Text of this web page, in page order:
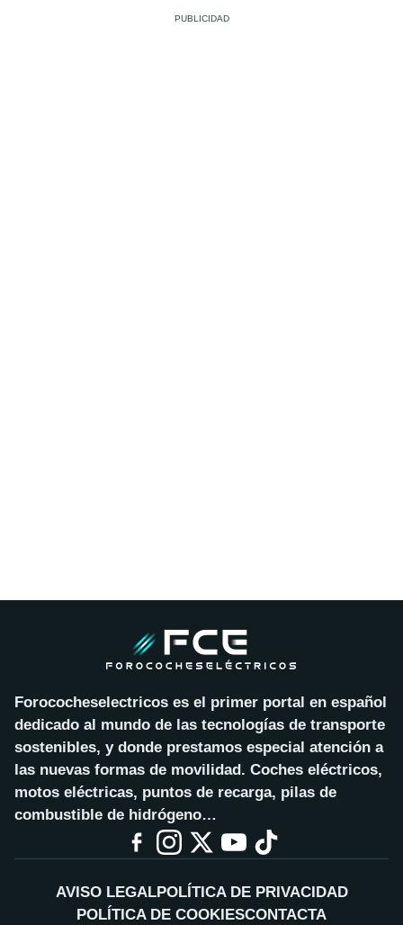
Forococheselectricos es el primer portal en español
dedicado al mundo de las tecnologías de transporte
sostenibles, y donde prestamos especial atención a
las nuevas formas de movilidad. Coches eléctricos,
motos eléctricas, puntos de recarga, pilas de
combustible de hidrógeno…
AVISO LEGALPOLÍTICA DE PRIVACIDAD
POLÍTICA DE COOKIESCONTACTA